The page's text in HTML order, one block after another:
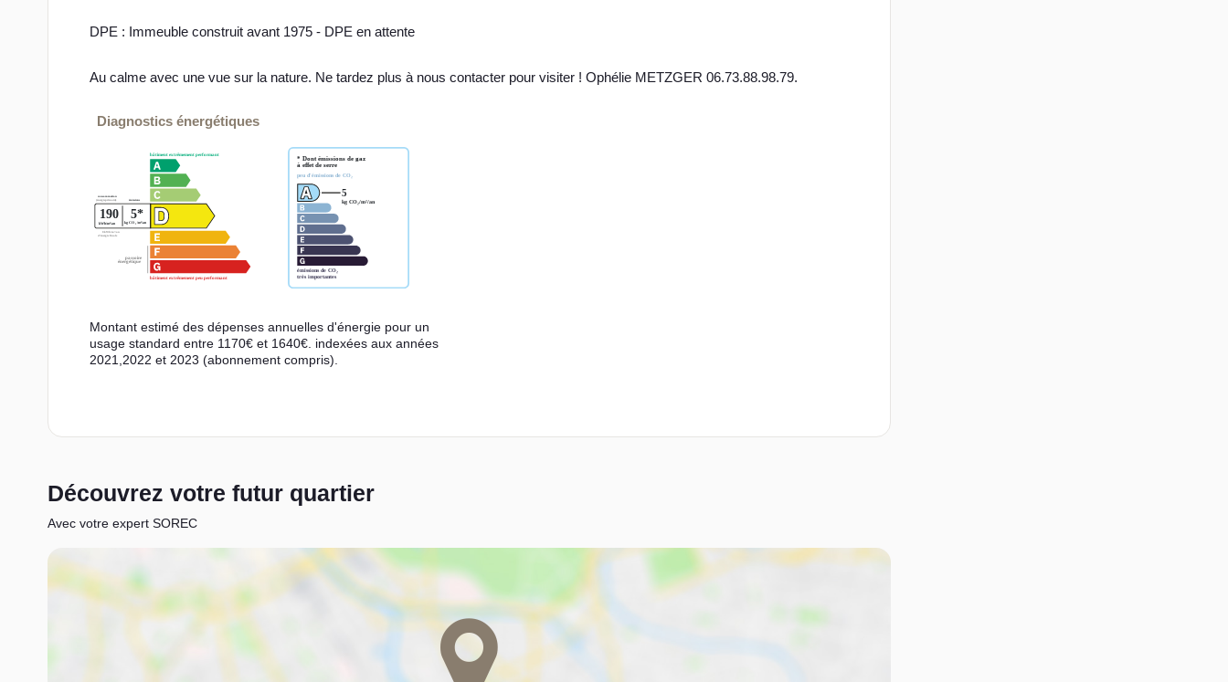
DPE : Immeuble construit avant 1975 - DPE en attente
Au calme avec une vue sur la nature. Ne tardez plus à nous contacter pour visiter ! Ophélie METZGER 06.73.88.98.79.
Diagnostics énergétiques
Montant estimé des dépenses annuelles d'énergie pour un
usage standard entre 1170€ et 1640€. indexées aux années
2021,2022 et 2023 (abonnement compris).
Découvrez votre futur quartier
Avec votre expert SOREC